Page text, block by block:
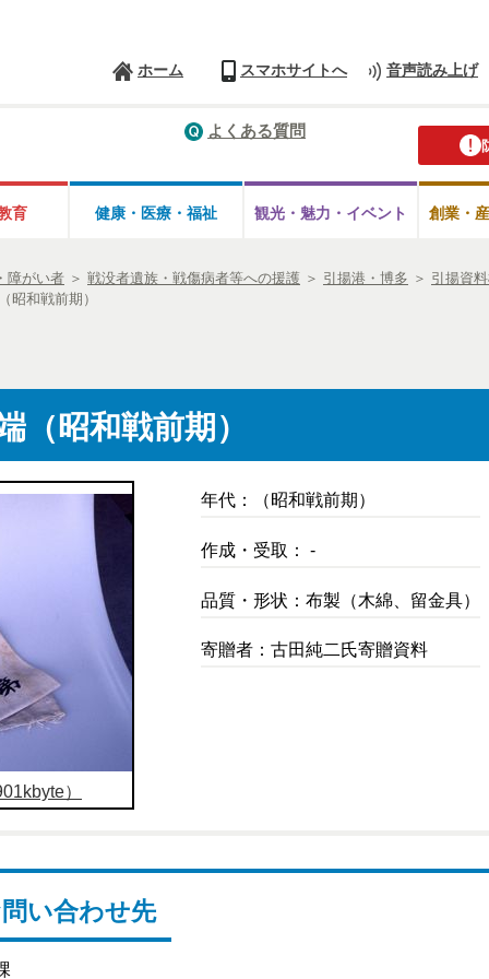
ホーム スマホサイトへ 音声読み上げ
よくある質問
育 健康・医療・ 福祉 観光・魅力・ イベント 創業・
障がい者 ＞ 戦没者遺族・戦傷病者等への援護 ＞ 引揚港・博多 ＞ 引揚資
昭和戦前期）
（昭和戦前期）
）
年代：（昭和戦前期）
作成・受取： -
品質・形状：布製（木綿、留金具）
寄贈者：古田純二氏寄贈資料
い合わせ先